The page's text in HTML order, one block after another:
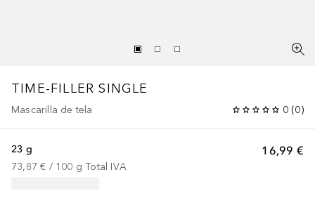
TIME-FILLER SINGLE
Mascarilla de tela 0 (0)
16,99 €
23 g
73,87 € / 100 g Total IVA